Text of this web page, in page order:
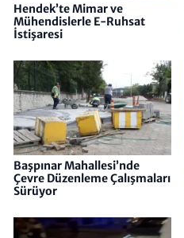
Hendek’te Mimar ve
Mühendislerle E-Ruhsat
İstişaresi
Başpınar Mahallesi’nde
Çevre Düzenleme Çalışmaları
Sürüyor